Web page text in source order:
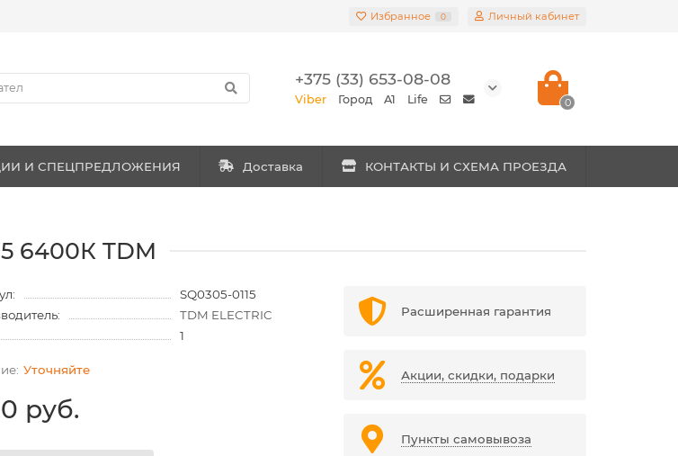
Избранное 0 Личный кабинет
+375 (33) 653-08-08
Viber Город A1 Life 0
И СПЕЦПРЕДЛОЖЕНИЯ Доставка КОНТАКТЫ И СХЕМА ПРОЕЗДА
6400К TDM
SQ0305-0115
TDM ELECTRIC
1
Уточняйте
руб.
Расширенная гарантия
Акции, скидки, подарки
Пункты самовывоза